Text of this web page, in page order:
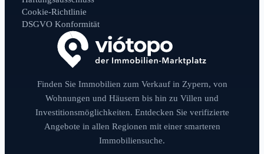
Cookie-Richtlinie
DSGVO Konformität
Finden Sie Immobilien zum Verkauf in Zypern, von
Wohnungen und Häusern bis hin zu Villen und
Investitionsmöglichkeiten. Entdecken Sie verifizierte
Angebote in allen Regionen mit einer smarteren
Immobiliensuche.